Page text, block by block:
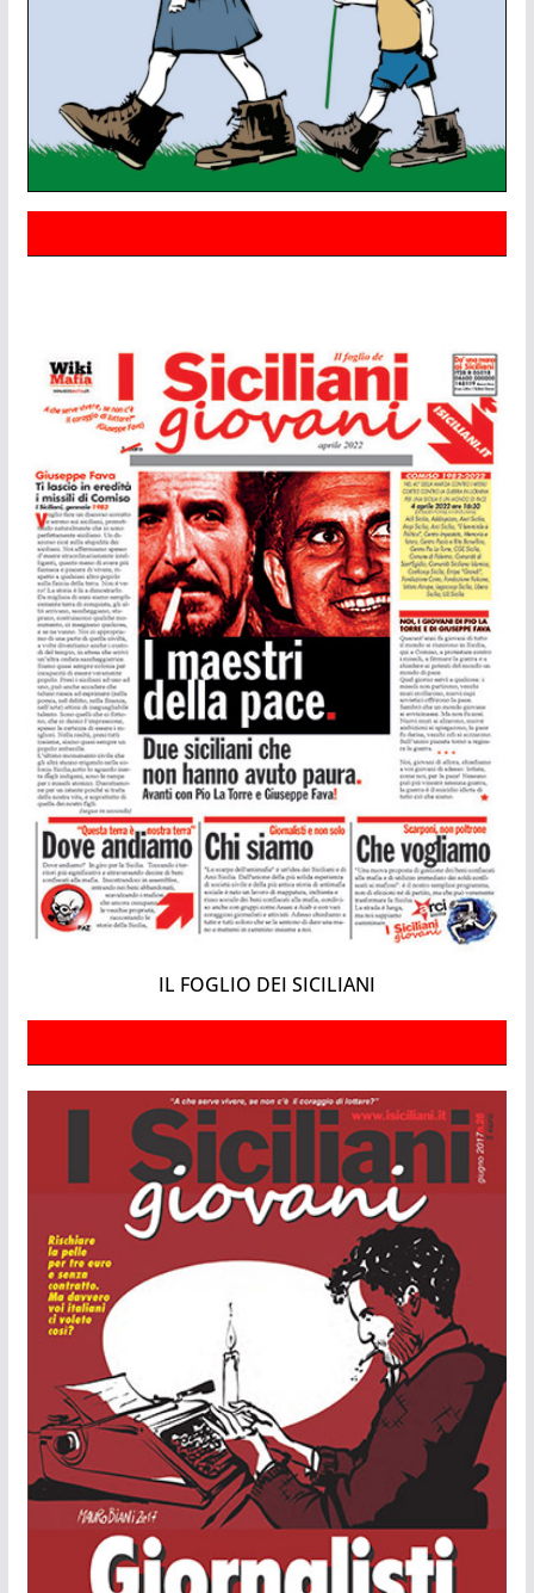
IL FOGLIO DEI SICILIANI